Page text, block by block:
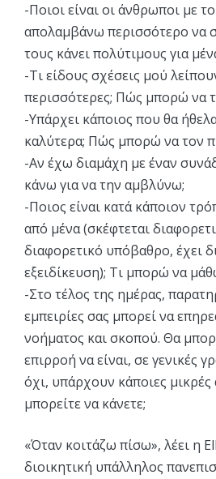
-Ποιοι είναι οι άνθρωποι με
απολαμβάνω περισσότερο να
τους κάνει πολύτιμους για
-Τι είδους σχέσεις μού
περισσότερες; Πώς μπορώ να
-Υπάρχει κάποιος που θα
καλύτερα; Πώς μπορώ να τον
-Αν έχω διαμάχη με έναν
κάνω για να την αμβλύνω;
-Ποιος είναι κατά κάποιον
από μένα (σκέφτεται
διαφορετικό υπόβαθρο, έχει
εξειδίκευση); Τι μπορώ να
-Στο τέλος της ημέρας,
εμπειρίες σας μπορεί να
νοήματος και σκοπού. Θα
επιρροή να είναι, σε γενικές
όχι, υπάρχουν κάποιες μικρές
μπορείτε να κάνετε;
«Όταν κοιτάζω πίσω», λέει η
διοικητική υπάλληλος